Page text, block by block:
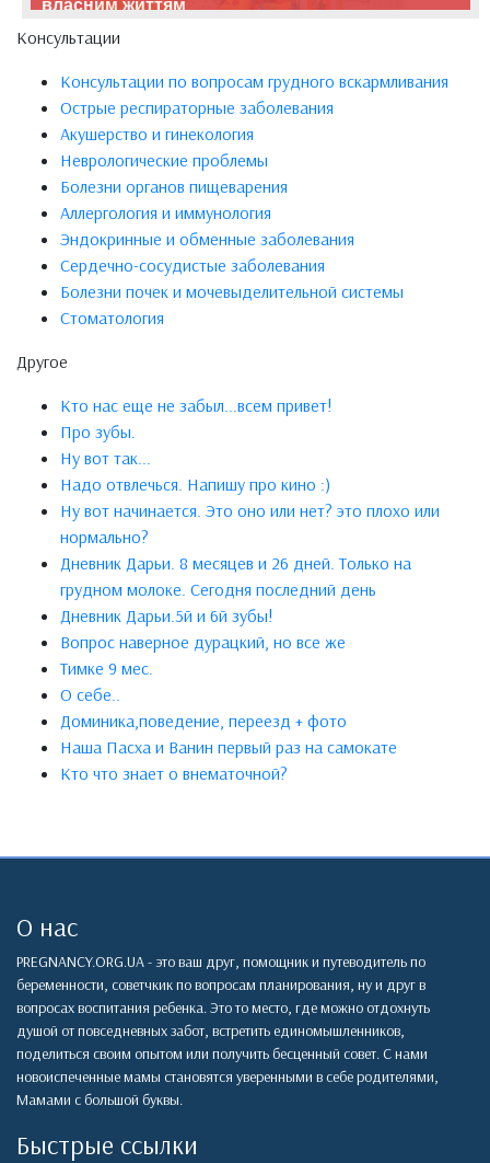
власним життям
Консультации
Консультации по вопросам грудного вскармливания
Острые респираторные заболевания
Акушерство и гинекология
Неврологические проблемы
Болезни органов пищеварения
Аллергология и иммунология
Эндокринные и обменные заболевания
Сердечно-сосудистые заболевания
Болезни почек и мочевыделительной системы
Стоматология
Другое
Кто нас еще не забыл...всем привет!
Про зубы.
Ну вот так...
Надо отвлечься. Напишу про кино :)
Ну вот начинается. Это оно или нет? это плохо или
нормально?
Дневник Дарьи. 8 месяцев и 26 дней. Только на
грудном молоке. Сегодня последний день
Дневник Дарьи.5й и 6й зубы!
Вопрос наверное дурацкий, но все же
Тимке 9 мес.
О себе..
Доминика,поведение, переезд + фото
Наша Пасха и Ванин первый раз на самокате
Кто что знает о внематочной?
О нас
PREGNANCY.ORG.UA - это ваш друг, помощник и путеводитель по
беременности, советчкик по вопросам планирования, ну и друг в
вопросах воспитания ребенка. Это то место, где можно отдохнуть
душой от повседневных забот, встретить единомышленников,
поделиться своим опытом или получить бесценный совет. С нами
новоиспеченные мамы становятся уверенными в себе родителями,
Мамами с большой буквы.
Быстрые ссылки